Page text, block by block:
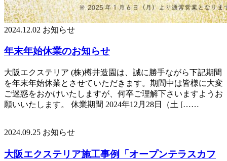
2024.12.02 お知らせ
年末年始休業のお知らせ
大阪エクステリア (株)樽井造園は、誠に勝手ながら下記期間
を年末年始休業とさせていただきます。期間中は皆様に大変
ご迷惑をおかけいたしますが、何卒ご理解下さいますようお
願いいたします。 休業期間 2024年12月28日（土 [……
2024.09.25 お知らせ
大阪エクステリア施工事例「オープンテラスカフ